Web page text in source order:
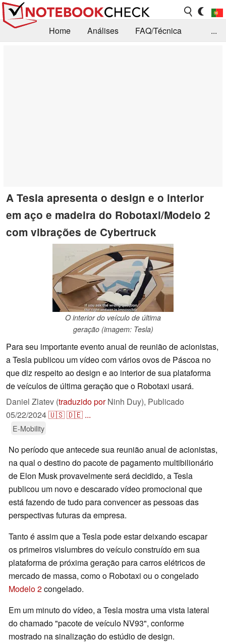
Home Análises
FAQ/Técnica
...
A Tesla apresenta o design e o interior
em aço e madeira do Robotaxi/Modelo 2
com vibrações de Cybertruck
O interior do veículo de última
geração (imagem: Tesla)
Para seu importante evento anual de reunião de acionistas,
a Tesla publicou um vídeo com vários ovos de Páscoa no
que diz respeito ao design e ao interior de sua plataforma
de veículos de última geração que o Robotaxi usará.
Daniel Zlatev (traduzido porNinh Duy), Publicado
05/22/2024🇺🇸🇩🇪 ...
E-Mobility
No período que antecede sua reunião anual de acionistas,
na qual o destino do pacote de pagamento multibilionário
de Elon Musk provavelmente será decidido, a Tesla
publicou um novo e descarado vídeo promocional que
está fazendo de tudo para convencer as pessoas das
perspectivas futuras da empresa.
Tanto é assim que a Tesla pode estar deixando escapar
os primeiros vislumbres do veículo construído em sua
plataforma de próxima geração para carros elétricos de
mercado de massa, como o Robotaxi ou o congelado
Modelo 2congelado.
Em um minuto do vídeo, a Tesla mostra uma vista lateral
do chamado "pacote de veículo NV93", conforme
mostrado na sinalização do estúdio de design.